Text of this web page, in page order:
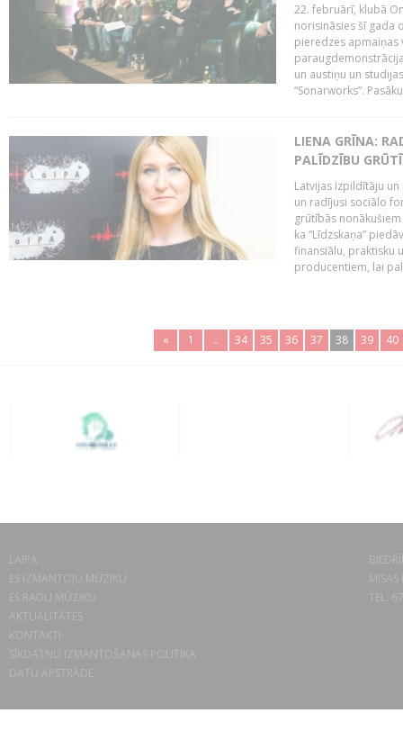
22. februārī, klubā
norisināsies šī gada
pieredzes apmaiņas
un austiņu un
“Sonarworks”.
LIENA GRĪNA:
PALĪDZĪBU
Latvijas Izpildītāju
un radījusi sociālo
grūtībās
ka “Līdzskaņa”
finansiālu, praktisku
producentiem, lai
« 1 .. 34 35 36 37 38 39 40
LAIPA
ES IZMANTOJU MŪZIKU
ES RADU MŪZIKU
AKTUALITĀTES
KONTAKTI
SĪKDATŅU IZMANTOŠANAS POLITIKA
DATU APSTRĀDE
TEL.